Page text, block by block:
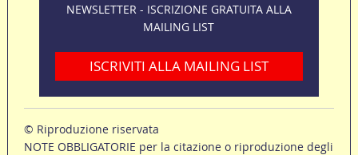
NEWSLETTER - ISCRIZIONE GRATUITA ALLA
MAILING LIST
ISCRIVITI ALLA MAILING LIST
© Riproduzione riservata
NOTE OBBLIGATORIE per la citazione o riproduzione degli